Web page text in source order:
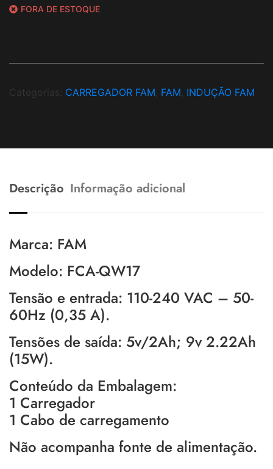
FORA DE ESTOQUE
Categorias: CARREGADOR FAM FAM INDUÇÃO FAM
Descrição Informação adicional
Marca: FAM
Modelo: FCA-QW17
Tensão e entrada: 110-240 VAC – 50-
60Hz (0,35 A).
Tensões de saída: 5v/2Ah; 9v 2.22Ah
(15W).
Conteúdo da Embalagem:
1 Carregador
1 Cabo de carregamento
Não acompanha fonte de alimentação.